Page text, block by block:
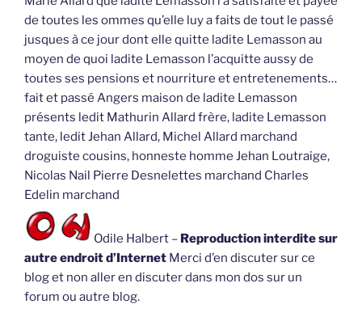
de toutes les ommes qu’elle luy a faits de tout le passé
jusques à ce jour dont elle quitte ladite Lemasson au
moyen de quoi ladite Lemasson l’acquitte aussy de
toutes ses pensions et nourriture et entretenements…
fait et passé Angers maison de ladite Lemasson
présents ledit Mathurin Allard frère, ladite Lemasson
tante, ledit Jehan Allard, Michel Allard marchand
droguiste cousins, honneste homme Jehan Loutraige,
Nicolas Nail Pierre Desnelettes marchand Charles
Edelin marchand
Odile Halbert – Reproduction interdite sur
autre endroit d’Internet Merci d’en discuter sur ce
blog et non aller en discuter dans mon dos sur un
forum ou autre blog.